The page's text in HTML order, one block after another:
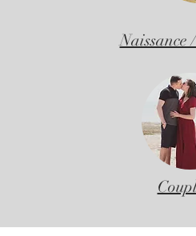
Naissance